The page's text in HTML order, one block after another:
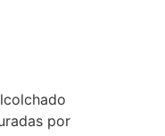
por